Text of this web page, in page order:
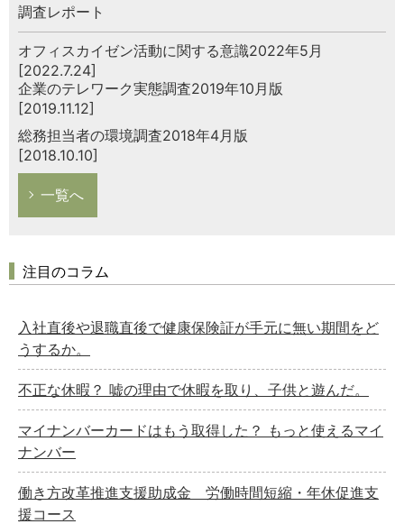
調査レポート
オフィスカイゼン活動に関する意識2022年5月
[2022.7.24]
企業のテレワーク実態調査2019年10月版
[2019.11.12]
総務担当者の環境調査2018年4月版
[2018.10.10]
一覧へ
注目のコラム
入社直後や退職直後で健康保険証が手元に無い期間をど
うするか。
不正な休暇？ 嘘の理由で休暇を取り、子供と遊んだ。
マイナンバーカードはもう取得した？ もっと使えるマイ
ナンバー
働き方改革推進支援助成金 労働時間短縮・年休促進支
援コース